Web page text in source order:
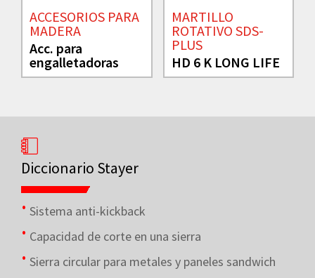
ACCESORIOS PARA
MADERA
Acc. para
engalletadoras
MARTILLO
ROTATIVO SDS-
PLUS
HD 6 K LONG LIFE
Diccionario Stayer
Sistema anti-kickback
Capacidad de corte en una sierra
Sierra circular para metales y paneles sandwich